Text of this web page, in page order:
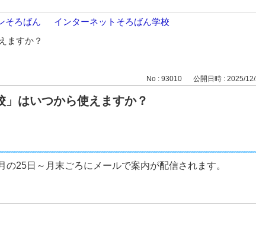
そろばん
インターネットそろばん学校
ますか？
No : 93010 公開日時 : 2025/
」はいつから使えますか？
25日～月末ごろにメールで案内が配信されます。